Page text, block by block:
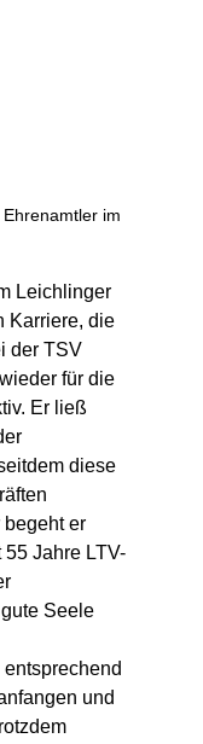
im
Leichlinger
Karriere, die
der TSV
für die
Er ließ
diese
er
Jahre LTV-
Seele
und